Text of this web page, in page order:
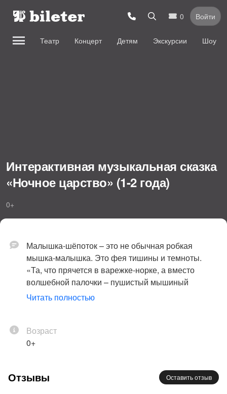
0 Войти
Театр Концерт Детям Экскурсии Шоу
Интерактивная музыкальная сказка
«Ночное царство» (1-2 года)
0+
Малышка-шёпоток – это не обычная робкая
мышка-малышка. Это фея тишины и темноты.
«Та, что прячется в варежке-норке, а вместо
волшебной палочки – пушистый мышиный
хвостик!».
– *Фея тишины* – если приложить ладошку к уху,
она прошепчет «тсс-тсс-чу!», и все внезапно
фонарик чтобы никто не боялся.
Читать полностью
Возраст
0+
Отзывы Оставить отзыв